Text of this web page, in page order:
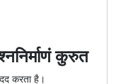
कुरुत
करता है।